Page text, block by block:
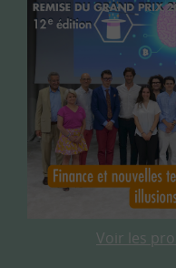
Voir les